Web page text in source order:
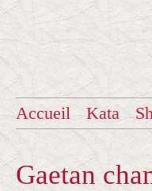
Accueil Kata
Gaetan